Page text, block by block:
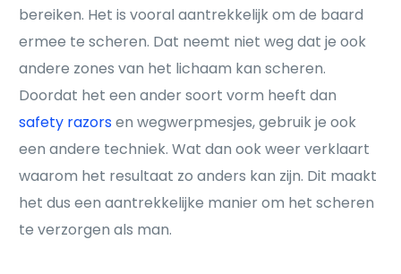
bereiken. Het is vooral aantrekkelijk om de baard
ermee te scheren. Dat neemt niet weg dat je ook
andere zones van het lichaam kan scheren.
Doordat het een ander soort vorm heeft dan
safety razorsen wegwerpmesjes, gebruik je ook
een andere techniek. Wat dan ook weer verklaart
waarom het resultaat zo anders kan zijn. Dit maakt
het dus een aantrekkelijke manier om het scheren
te verzorgen als man.